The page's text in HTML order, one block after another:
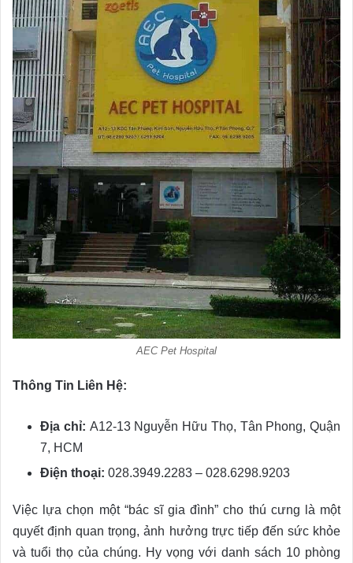
AEC Pet Hospital
Thông Tin Liên Hệ:
Địa chỉ: A12-13 Nguyễn Hữu Thọ, Tân Phong, Quận
7, HCM
Điện thoại: 028.3949.2283 – 028.6298.9203
Việc lựa chọn một “bác sĩ gia đình” cho thú cưng là một
quyết định quan trọng, ảnh hưởng trực tiếp đến sức khỏe
và tuổi thọ của chúng. Hy vọng với danh sách 10 phòng